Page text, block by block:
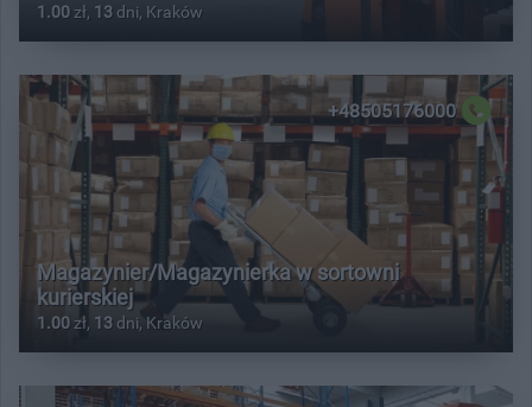
1.00 zł, 13 dni, Kraków
+48505176000
Magazynier/Magazynierka w sortowni
kurierskiej
1.00 zł, 13 dni, Kraków